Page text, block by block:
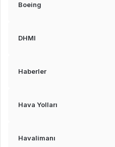
Boeing
DHMI
Haberler
Hava Yolları
Havalimanı